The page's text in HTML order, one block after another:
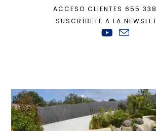
ACCESO CLIENTES 655
SUSCRÍBETE A LA